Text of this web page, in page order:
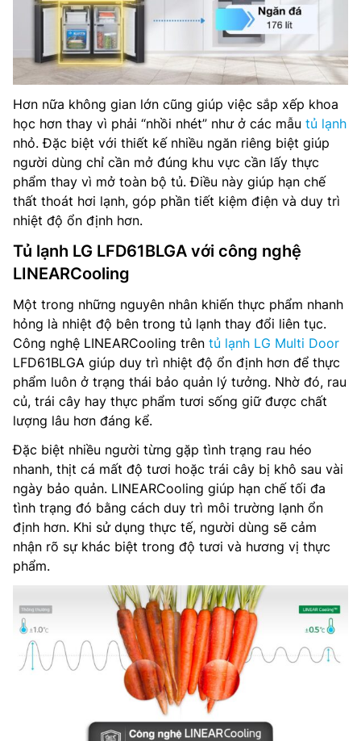
Hơn nữa không gian lớn cũng giúp việc sắp xếp khoa
học hơn thay vì phải “nhồi nhét” như ở các mẫu tủ lạnh
nhỏ. Đặc biệt với thiết kế nhiều ngăn riêng biệt giúp
người dùng chỉ cần mở đúng khu vực cần lấy thực
phẩm thay vì mở toàn bộ tủ. Điều này giúp hạn chế
thất thoát hơi lạnh, góp phần tiết kiệm điện và duy trì
nhiệt độ ổn định hơn.
Tủ lạnh LG LFD61BLGA với công nghệ
LINEARCooling
Một trong những nguyên nhân khiến thực phẩm nhanh
hỏng là nhiệt độ bên trong tủ lạnh thay đổi liên tục.
Công nghệ LINEARCooling trên tủ lạnh LG Multi Door
LFD61BLGA giúp duy trì nhiệt độ ổn định hơn để thực
phẩm luôn ở trạng thái bảo quản lý tưởng. Nhờ đó, rau
củ, trái cây hay thực phẩm tươi sống giữ được chất
lượng lâu hơn đáng kể.
Đặc biệt nhiều người từng gặp tình trạng rau héo
nhanh, thịt cá mất độ tươi hoặc trái cây bị khô sau vài
ngày bảo quản. LINEARCooling giúp hạn chế tối đa
tình trạng đó bằng cách duy trì môi trường lạnh ổn
định hơn. Khi sử dụng thực tế, người dùng sẽ cảm
nhận rõ sự khác biệt trong độ tươi và hương vị thực
phẩm.